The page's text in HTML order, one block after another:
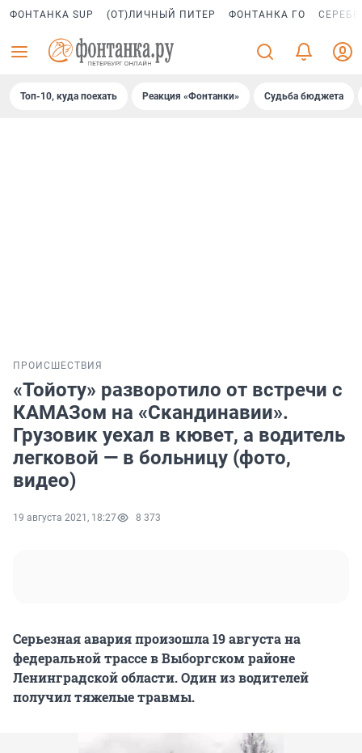
ФОНТАНКА SUP (ОТ)ЛИЧНЫЙ ПИТЕР ФОНТАНКА ГО
Топ-10, куда поехать Реакция «Фонтанки» Судьба бюджета
ПРОИСШЕСТВИЯ
«Тойоту» разворотило от встречи с
КАМАЗом на «Скандинавии».
Грузовик уехал в кювет, а водитель
легковой — в больницу (фото,
видео)
19 августа 2021, 18:27 8 373
Серьезная авария произошла 19 августа на
федеральной трассе в Выборгском районе
Ленинградской области. Один из водителей
получил тяжелые травмы.